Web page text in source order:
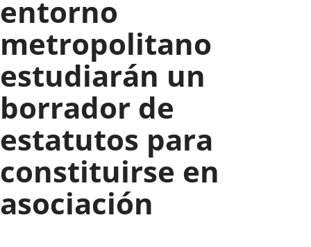
entorno
metropolitano
estudiarán un
borrador de
estatutos para
constituirse en
asociación